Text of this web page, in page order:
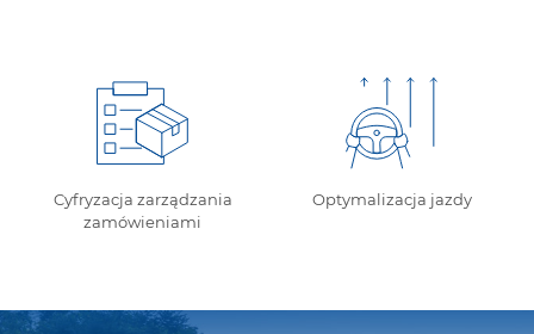
Cyfryzacja zarządzania
zamówieniami
Optymalizacja jazdy